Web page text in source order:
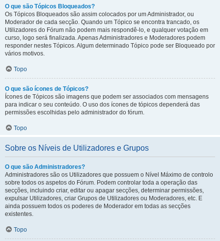
O que são Tópicos Bloqueados?
Os Tópicos Bloqueados são assim colocados por um Administrador, ou
Moderador de cada secção. Quando um Tópico se encontra trancado, os
Utilizadores do Fórum não podem mais respondê-lo, e qualquer votação em
curso, logo será finalizada. Apenas Administradores e Moderadores podem
responder nestes Tópicos. Algum determinado Tópico pode ser Bloqueado por
vários motivos.
Topo
O que são ícones de Tópicos?
Ícones de Tópicos são imagens que podem ser associados com mensagens
para indicar o seu conteúdo. O uso dos ícones de tópicos dependerá das
permissões escolhidas pelo administrador do fórum.
Topo
Sobre os Níveis de Utilizadores e Grupos
O que são Administradores?
Administradores são os Utilizadores que possuem o Nível Máximo de controlo
sobre todos os aspetos do Fórum. Podem controlar toda a operação das
secções, incluindo criar, editar ou apagar secções, determinar permissões,
expulsar Utilizadores, criar Grupos de Utilizadores ou Moderadores, etc. E
ainda possuem todos os poderes de Moderador em todas as secções
existentes.
Topo